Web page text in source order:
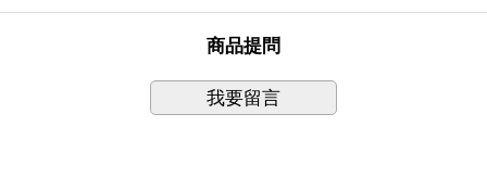
商品提問
我要留言